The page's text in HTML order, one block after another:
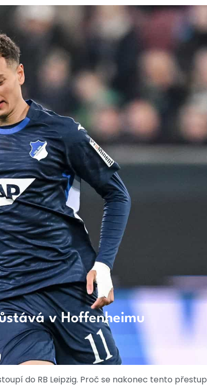
v Hoffenheimu
do RB Leipzig. Proč se nakonec tento přestup